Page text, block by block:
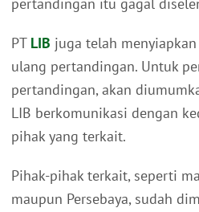
pertandingan itu gagal
PT LIB juga telah
ulang pertandingan. Untuk
pertandingan, akan
LIB berkomunikasi dengan
pihak yang terkait.
Pihak-pihak terkait, seperti
maupun Persebaya, sudah